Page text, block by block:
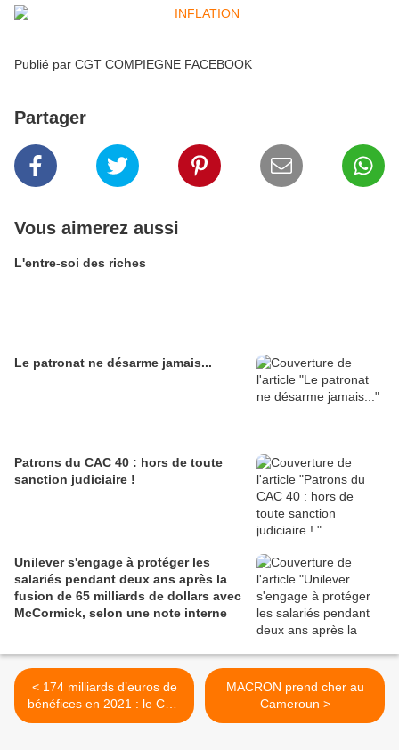
Publié par CGT COMPIEGNE FACEBOOK
Partager
Vous aimerez aussi
L'entre-soi des riches
Le patronat ne désarme jamais...
Patrons du CAC 40 : hors de toute
sanction judiciaire !
Unilever s'engage à protéger les
salariés pendant deux ans après la
fusion de 65 milliards de dollars avec
McCormick, selon une note interne
< 174 milliards d’euros de
bénéfices en 2021 : le CAC
40 pulvérise son record de
MACRON prend cher au
Cameroun >